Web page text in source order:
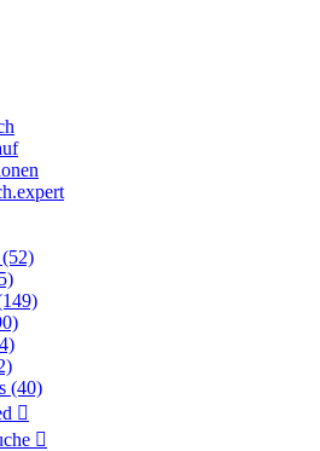
(40)

